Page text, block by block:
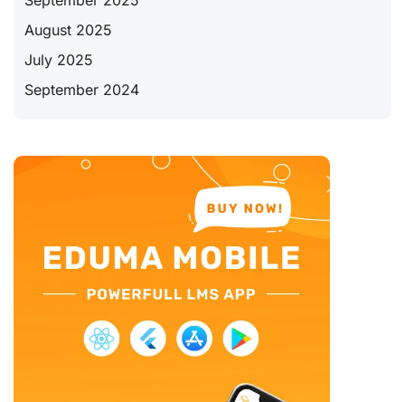
August 2025
July 2025
September 2024